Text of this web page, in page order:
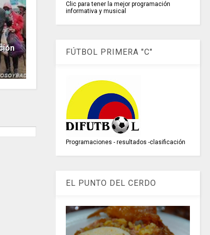
Clic para tener la mejor programación
informativa y musical
FÚTBOL PRIMERA "C"
Programaciones - resultados -clasificación
EL PUNTO DEL CERDO